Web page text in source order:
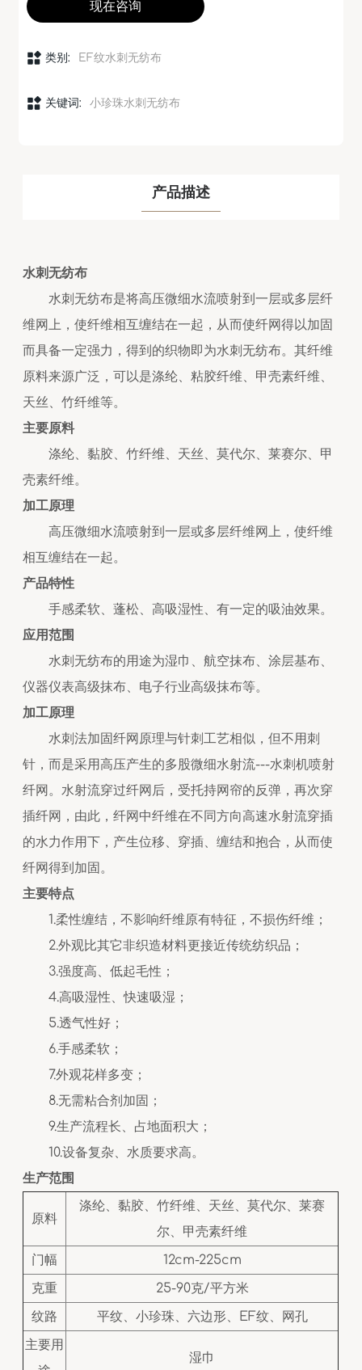
现在咨询
类别: EF纹水刺无纺布
关键词: 小珍珠水刺无纺布
产品描述
水刺无纺布
水刺无纺布是将高压微细水流喷射到一层或多层纤
维网上，使纤维相互缠结在一起，从而使纤网得以加固
而具备一定强力，得到的织物即为水刺无纺布。其纤维
原料来源广泛，可以是涤纶、粘胶纤维、甲壳素纤维、
天丝、竹纤维等。
主要原料
涤纶、黏胶、竹纤维、天丝、莫代尔、莱赛尔、甲
壳素纤维。
加工原理
高压微细水流喷射到一层或多层纤维网上，使纤维
相互缠结在一起。
产品特性
手感柔软、蓬松、高吸湿性、有一定的吸油效果。
应用范围
水刺无纺布的用途为湿巾、航空抹布、涂层基布、
仪器仪表高级抹布、电子行业高级抹布等。
加工原理
水刺法加固纤网原理与针刺工艺相似，但不用刺
针，而是采用高压产生的多股微细水射流---水刺机喷射
纤网。水射流穿过纤网后，受托持网帘的反弹，再次穿
插纤网，由此，纤网中纤维在不同方向高速水射流穿插
的水力作用下，产生位移、穿插、缠结和抱合，从而使
纤网得到加固。
主要特点
1.柔性缠结，不影响纤维原有特征，不损伤纤维；
2.外观比其它非织造材料更接近传统纺织品；
3.强度高、低起毛性；
4.高吸湿性、快速吸湿；
5.透气性好；
6.手感柔软；
7.外观花样多变；
8.无需粘合剂加固；
9.生产流程长、占地面积大；
10.设备复杂、水质要求高。
生产范围
原料
涤纶、黏胶、竹纤维、天丝、莫代尔、莱赛
尔、甲壳素纤维
门幅
12cm-225cm
克重
25-90克/平方米
纹路
平纹、小珍珠、六边形、EF纹、网孔
主要用
湿巾